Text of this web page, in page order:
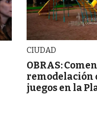
CIUDAD
OBRAS:
remodelación
juegos en la